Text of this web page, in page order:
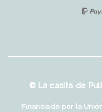
© La casita de
Financiado por la